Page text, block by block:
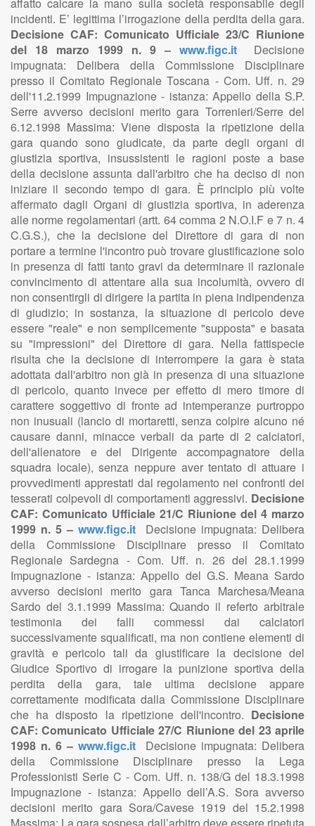
incidenti. E’ legittima l’irrogazione della perdita della gara.
Decisione CAF: Comunicato Ufficiale 23/C Riunione
del 18 marzo 1999 n. 9 – www.figc.it
Decisione
impugnata: Delibera della Commissione Disciplinare
presso il Comitato Regionale Toscana - Com. Uff. n. 29
dell'11.2.1999 Impugnazione - istanza: Appello della S.P.
Serre avverso decisioni merito gara Torrenieri/Serre del
6.12.1998 Massima: Viene disposta la ripetizione della
gara quando sono giudicate, da parte degli organi di
giustizia sportiva, insussistenti le ragioni poste a base
della decisione assunta dall'arbitro che ha deciso di non
iniziare il secondo tempo di gara. È principio più volte
affermato dagli Organi di giustizia sportiva, in aderenza
alle norme regolamentari (artt. 64 comma 2 N.O.I.F e 7 n. 4
C.G.S.), che la decisione del Direttore di gara di non
portare a termine l'incontro può trovare giustificazione solo
in presenza di fatti tanto gravi da determinare il razionale
convincimento di attentare alla sua incolumità, ovvero di
non consentirgli di dirigere la partita in piena indipendenza
di giudizio; in sostanza, la situazione di pericolo deve
essere "reale" e non semplicemente "supposta" e basata
su "impressioni" del Direttore di gara. Nella fattispecie
risulta che la decisione di interrompere la gara è stata
adottata dall'arbitro non già in presenza di una situazione
di pericolo, quanto invece per effetto di mero timore di
carattere soggettivo di fronte ad intemperanze purtroppo
non inusuali (lancio di mortaretti, senza colpire alcuno né
causare danni, minacce verbali da parte di 2 calciatori,
dell'allenatore e del Dirigente accompagnatore della
squadra locale), senza neppure aver tentato di attuare i
provvedimenti apprestati dal regolamento nei confronti dei
tesserati colpevoli di comportamenti aggressivi. Decisione
CAF: Comunicato Ufficiale 21/C Riunione del 4 marzo
1999 n. 5 – www.figc.it
Decisione impugnata: Delibera
della Commissione Disciplinare presso il Comitato
Regionale Sardegna - Com. Uff. n. 26 del 28.1.1999
Impugnazione - istanza: Appello del G.S. Meana Sardo
avverso decisioni merito gara Tanca Marchesa/Meana
Sardo del 3.1.1999 Massima: Quando il referto arbitrale
testimonia dei falli commessi dai calciatori
successivamente squalificati, ma non contiene elementi di
gravità e pericolo tali da giustificare la decisione del
Giudice Sportivo di irrogare la punizione sportiva della
perdita della gara, tale ultima decisione appare
correttamente modificata dalla Commissione Disciplinare
che ha disposto la ripetizione dell'incontro. Decisione
CAF: Comunicato Ufficiale 27/C Riunione del 23 aprile
1998 n. 6 – www.figc.it
Decisione impugnata: Delibera
della Commissione Disciplinare presso la Lega
Professionisti Serie C - Com. Uff. n. 138/G del 18.3.1998
Impugnazione - istanza: Appello dell’A.S. Sora avverso
decisioni merito gara Sora/Cavese 1919 del 15.2.1998